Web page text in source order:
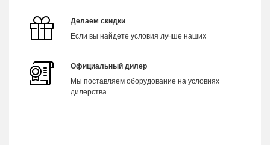
Делаем скидки
Если вы найдете условия лучше наших
Официальный дилер
Мы поставляем оборудование на условиях
дилерства